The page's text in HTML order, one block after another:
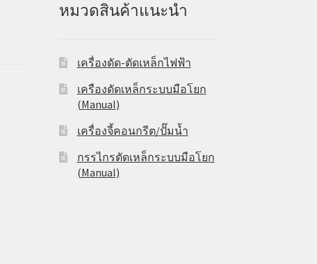
หมวดสินค้าแนะนำ
เครื่องดัด-ตัดเหล็กไฟฟ้า
เครืองดัดเหล็กระบบมือโยก
(Manual)
เครื่องจี้คอนกรีต/ปั๊มน้ำ
กรรไกรตัดเหล็กระบบมือโยก
(Manual)